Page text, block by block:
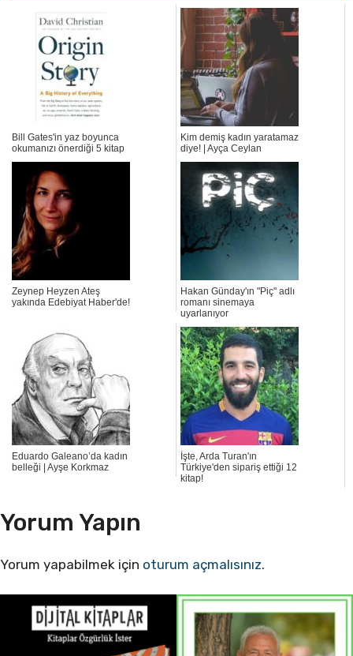
Bill Gates'in yaz boyunca
okumanızı önerdiği 5 kitap
Kim demiş kadın yaratamaz
diye! | Ayça Ceylan
Zeynep Heyzen Ateş
yakında Edebiyat Haber'de!
Hakan Günday'ın "Piç" adlı
romanı sinemaya
uyarlanıyor
Eduardo Galeano’da kadın
belleği | Ayşe Korkmaz
İşte, Arda Turan'ın
Türkiye'den sipariş ettiği 12
kitap!
Yorum Yapın
Yorum yapabilmek için oturum açmalısınız.